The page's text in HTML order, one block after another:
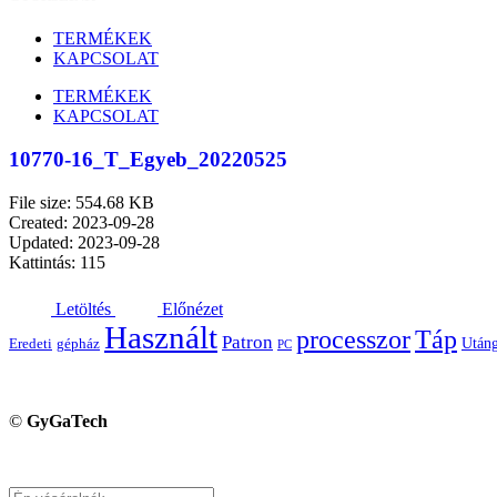
TERMÉKEK
KAPCSOLAT
TERMÉKEK
KAPCSOLAT
10770-16_T_Egyeb_20220525
File size: 554.68 KB
Created: 2023-09-28
Updated: 2023-09-28
Kattintás: 115
Letöltés Előnézet
Eredeti gépház Használt Patron PC processzorTáp
© GyGaTech